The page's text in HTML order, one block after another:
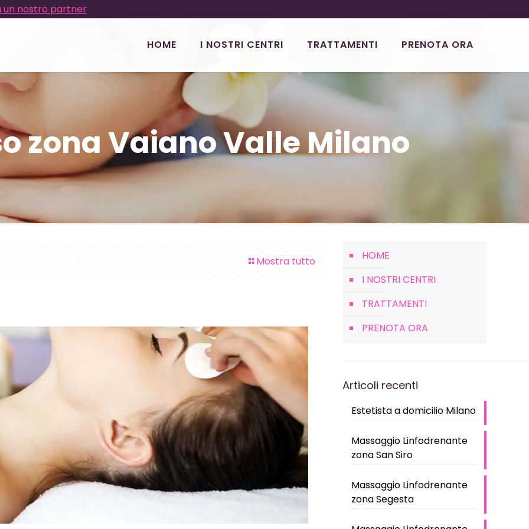
un nostro partner
HOME I NOSTRI CENTRI TRATTAMENTI PRENOTA ORA
zona Vaiano Valle Milano
Mostra tutto
HOME
I NOSTRI CENTRI
TRATTAMENTI
PRENOTA ORA
Articoli recenti
Estetista a domicilio Milano
Massaggio Linfodrenante
zona San Siro
Massaggio Linfodrenante
zona Segesta